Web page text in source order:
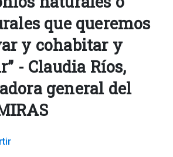
que queremos
y cohabitar y
- Claudia Ríos,
general del